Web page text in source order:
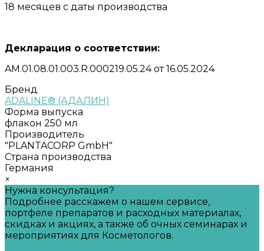
18 месяцев с даты производства
Декларация о соответствии:
AM.01.08.01.003.R.000219.05.24 от 16.05.2024
Бренд
ADALINE® (АДАЛИН)
Форма выпуска
флакон 250 мл
Производитель
"PLANTACORP GmbH"
Страна производства
Германия
×
Нужна консультация?
Подробнее расскажем о нашем сервисе,
портфеле препаратов и расходных материалах,
скидках и акциях, а также об очных семинарах и
мероприятиях для Косметологов.